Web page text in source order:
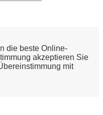
die beste Online-
akzeptieren Sie
mit